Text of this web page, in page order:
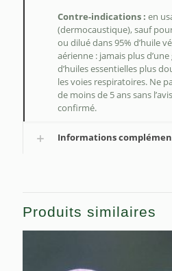
Contre-indications : en
(dermocaustique), sauf
ou dilué dans 95% d’huile
aérienne : jamais plus
d’huiles essentielles plus
les voies respiratoires. Ne
de moins de 5 ans sans
confirmé.
Informations
Produits similaires